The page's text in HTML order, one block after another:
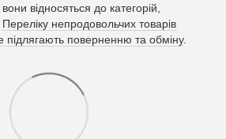
відносяться до категорій,
Переліку непродовольчих товарів
підлягають поверненню та обміну.